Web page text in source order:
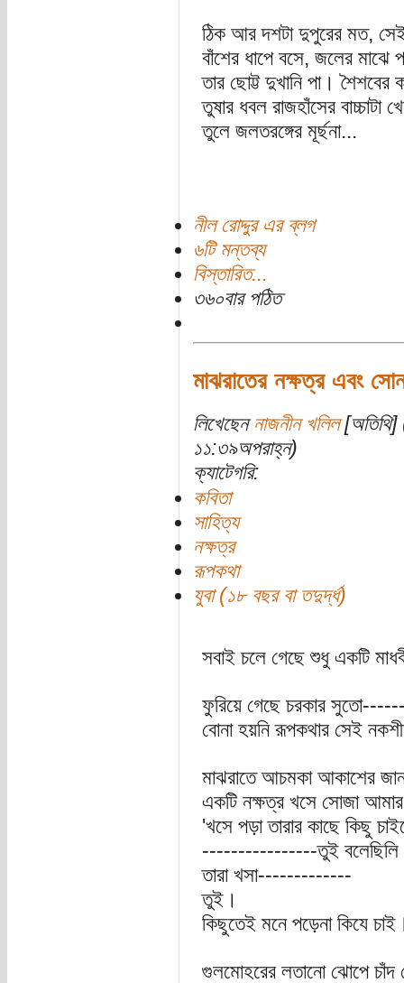
ঠিক আর দশটা দুপুরের মত,
বাঁশের ধাপে বসে, জলের মাঝে
তার ছোট্ট দুখানি পা।
তুষার ধবল রাজহাঁসের বাচ্চাটা
তুলে জলতরঙ্গের মূর্ছনা...
নীল রোদ্দুর এর ব্লগ
৬টি মন্তব্য
বিস্তারিত...
৩৬০বার পঠিত
মাঝরাতের নক্ষত্র এবং
লিখেছেন নাজনীন খলিল[অতিথি]
১১:৩৯অপরাহ্ন)
ক্যাটেগরি:
কবিতা
সাহিত্য
নক্ষত্র
রূপকথা
যুবা (১৮ বছর বা তদুর্দ্ধ)
সবাই চলে গেছে শুধু একটি
ফুরিয়ে গেছে চরকার
বোনা হয়নি রূপকথার সেই
মাঝরাতে আচমকা আকাশের
একটি নক্ষত্র খসে সোজা
'খসে পড়া তারার কাছে কিছু
----------------তুই
তারা খসা-------------
তুই।
কিছুতেই মনে পড়েনা কিযে
গুলমোহরের লতানো ঝোপে চাঁদ